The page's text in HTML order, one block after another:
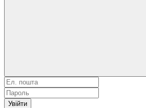
Увійти